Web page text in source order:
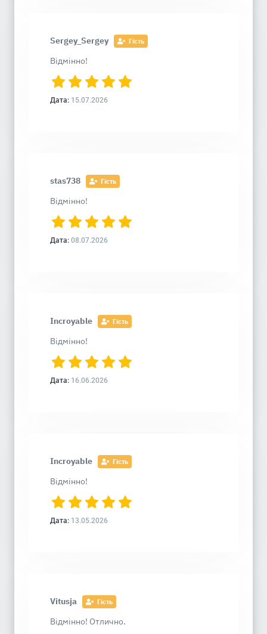
Sergey_Sergey Гість
Відмінно!
Дата: 15.07.2026
stas738 Гість
Відмінно!
Дата: 08.07.2026
Incroyable Гість
Відмінно!
Дата: 16.06.2026
Incroyable Гість
Відмінно!
Дата: 13.05.2026
Vitusja Гість
Відмінно! Отлично.